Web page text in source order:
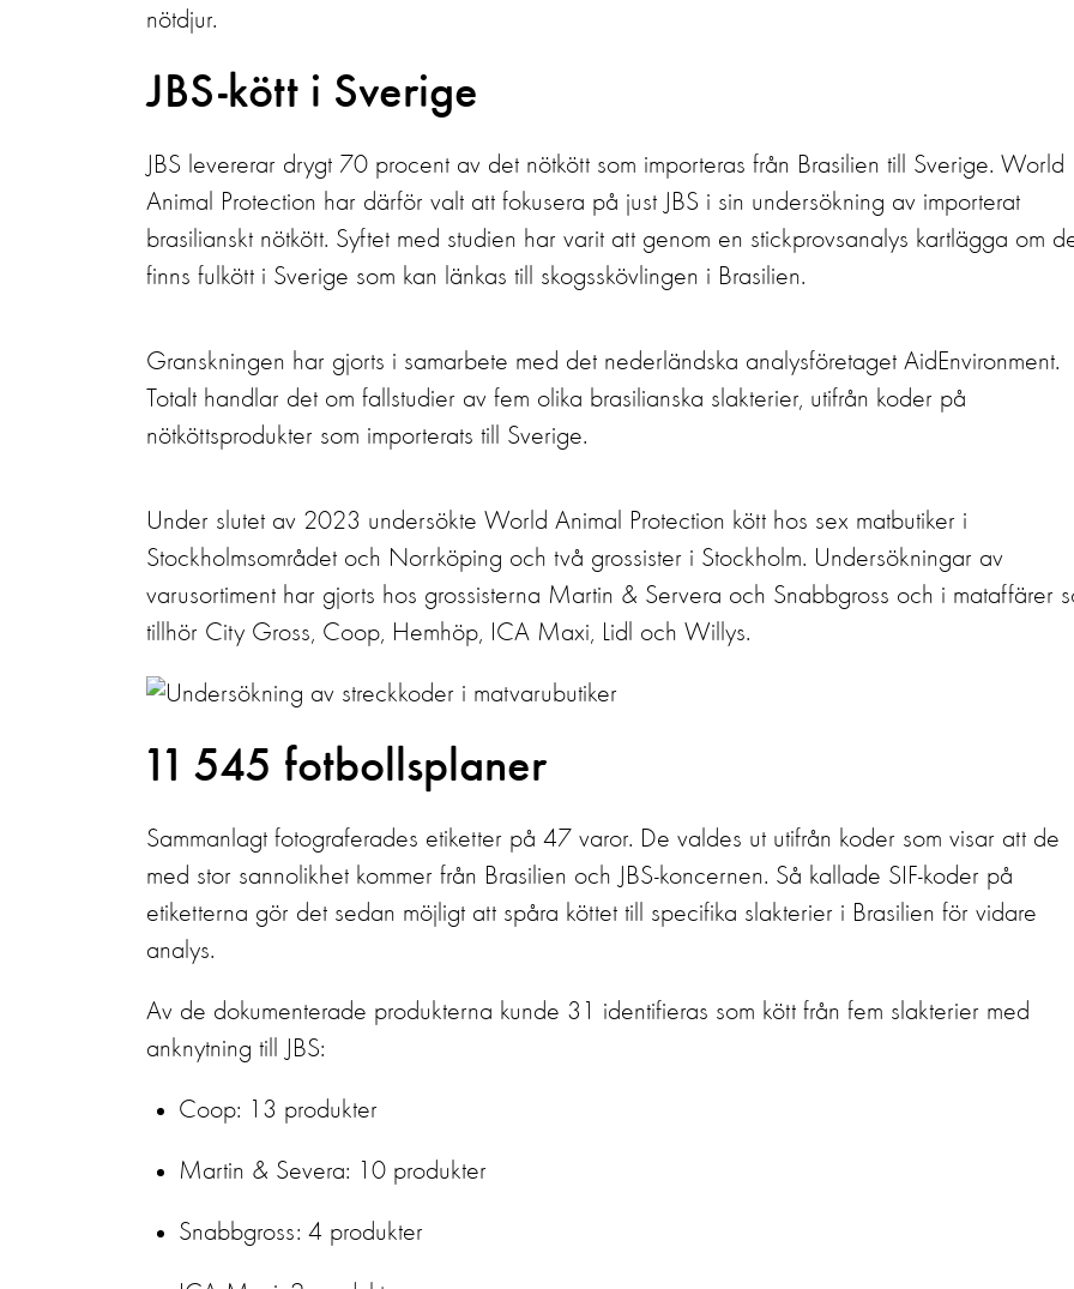
nötdjur.
JBS-kött i Sverige
JBS levererar drygt 70 procent av det nötkött som importeras från Brasilien till Sverige. World
Animal Protection har därför valt att fokusera på just JBS i sin undersökning av importerat
brasilianskt nötkött. Syftet med studien har varit att genom en stickprovsanalys kartlägga om
finns fulkött i Sverige som kan länkas till skogsskövlingen i Brasilien.
Granskningen har gjorts i samarbete med det nederländska analysföretaget AidEnvironment.
Totalt handlar det om fallstudier av fem olika brasilianska slakterier, utifrån koder på
nötköttsprodukter som importerats till Sverige.
Under slutet av 2023 undersökte World Animal Protection kött hos sex matbutiker i
Stockholmsområdet och Norrköping och två grossister i Stockholm. Undersökningar av
varusortiment har gjorts hos grossisterna Martin & Servera och Snabbgross och i mataffärer
tillhör City Gross, Coop, Hemhöp, ICA Maxi, Lidl och Willys.
11 545 fotbollsplaner
Sammanlagt fotograferades etiketter på 47 varor. De valdes ut utifrån koder som visar att de
med stor sannolikhet kommer från Brasilien och JBS-koncernen. Så kallade SIF-koder på
etiketterna gör det sedan möjligt att spåra köttet till specifika slakterier i Brasilien för vidare
analys.
Av de dokumenterade produkterna kunde 31 identifieras som kött från fem slakterier med
anknytning till JBS:
Coop: 13 produkter
Martin & Severa: 10 produkter
Snabbgross: 4 produkter